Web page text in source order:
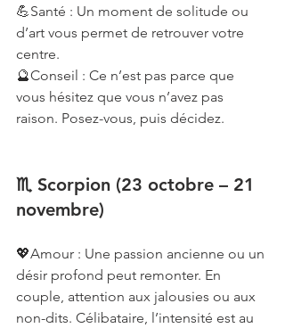
💪Santé : Un moment de solitude ou
d’art vous permet de retrouver votre
centre.
🔮Conseil : Ce n’est pas parce que
vous hésitez que vous n’avez pas
raison. Posez-vous, puis décidez.
♏ Scorpion (23 octobre – 21
novembre)
💖Amour : Une passion ancienne ou un
désir profond peut remonter. En
couple, attention aux jalousies ou aux
non-dits. Célibataire, l’intensité est au